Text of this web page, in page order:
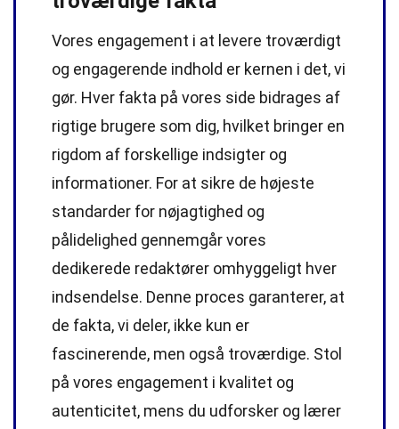
Vores engagement i at levere troværdigt
og engagerende indhold er kernen i det, vi
gør. Hver fakta på vores side bidrages af
rigtige brugere som dig, hvilket bringer en
rigdom af forskellige indsigter og
informationer. For at sikre de højeste
standarder for nøjagtighed og
pålidelighed gennemgår vores
dedikerede redaktører omhyggeligt hver
indsendelse. Denne proces garanterer, at
de fakta, vi deler, ikke kun er
fascinerende, men også troværdige. Stol
på vores engagement i kvalitet og
autenticitet, mens du udforsker og lærer